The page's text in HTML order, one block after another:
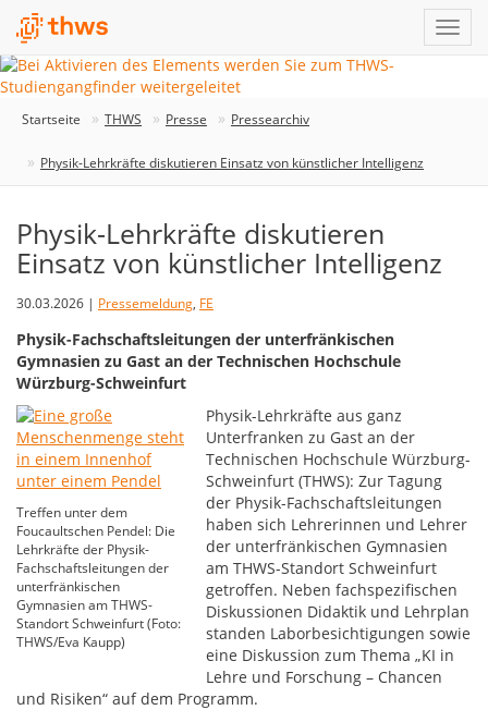
Startseite THWS Presse Pressearchiv
Physik-Lehrkräfte diskutieren Einsatz von künstlicher Intelligenz
Physik-Lehrkräfte diskutieren
Einsatz von künstlicher Intelligenz
30.03.2026 | Pressemeldung, FE
Physik-Fachschaftsleitungen der unterfränkischen
Gymnasien zu Gast an der Technischen Hochschule
Würzburg-Schweinfurt
Treffen unter dem
Foucaultschen Pendel: Die
Lehrkräfte der Physik-
Fachschaftsleitungen der
unterfränkischen
Gymnasien am THWS-
Standort Schweinfurt (Foto:
THWS/Eva Kaupp)
Physik-Lehrkräfte aus ganz
Unterfranken zu Gast an der
Technischen Hochschule Würzburg-
Schweinfurt (THWS): Zur Tagung
der Physik-Fachschaftsleitungen
haben sich Lehrerinnen und Lehrer
der unterfränkischen Gymnasien
am THWS-Standort Schweinfurt
getroffen. Neben fachspezifischen
Diskussionen Didaktik und Lehrplan
standen Laborbesichtigungen sowie
eine Diskussion zum Thema „KI in
Lehre und Forschung – Chancen
und Risiken“ auf dem Programm.